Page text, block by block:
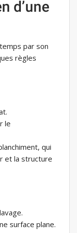
d’une
par son
règles
le
qui
et la structure
surface plane.